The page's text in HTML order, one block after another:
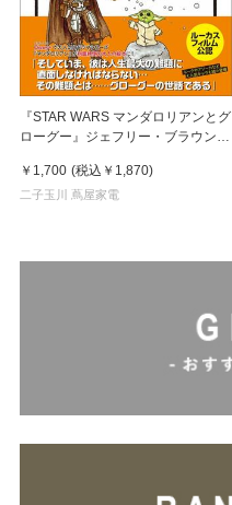
『STAR WARS マンダロリアンとグ
ローグー』ジェフリー・ブラウン
出版
￥1,700 (税込 ￥1,870)
二子玉川 蔦屋家電